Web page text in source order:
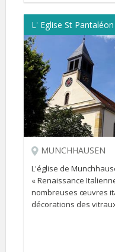
L' Eglise St Pantaléon
MUNCHHAUSEN
L'église de
« Renaissance
nombreuses œuvres
décorations des